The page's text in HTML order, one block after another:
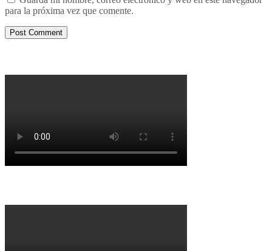
para la próxima vez que comente.